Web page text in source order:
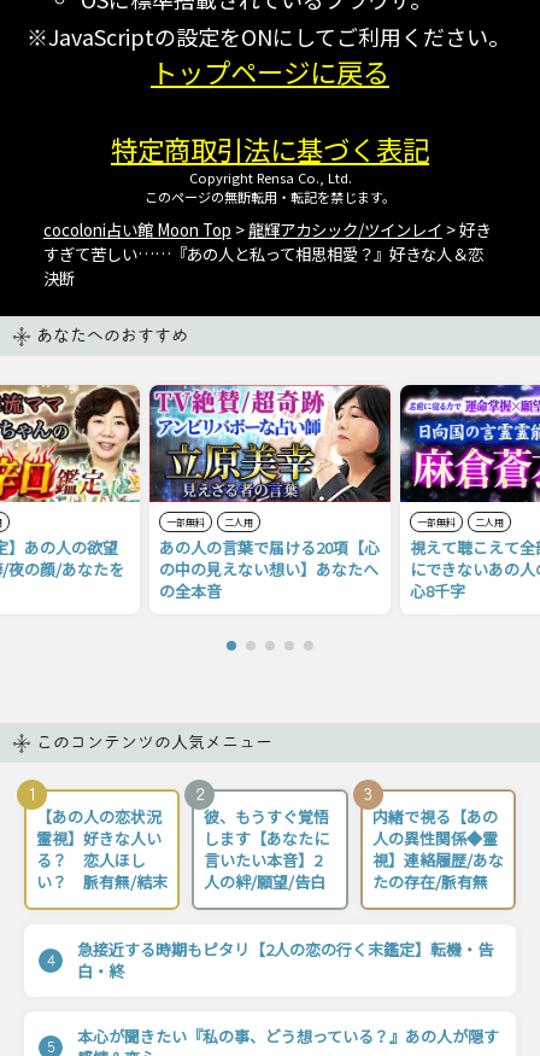
※JavaScriptの設定をONにしてご利用ください。
トップページに戻る
特定商取引法に基づく表記
Copyright Rensa Co., Ltd.
このページの無断転用・転記を禁じます。
cocoloni占い館 Moon Top >龍輝アカシック/ツインレイ > 好き
すぎて苦しい……『あの人と私って相思相愛？』好きな人＆恋
決断
あなたへのおすすめ
】あの人の欲望
夜の顔/あなたを
一部無料 二人用
あの人の言葉で届ける20項【心
の中の見えない想い】あなたへ
の全本音
一部無料 二人用
視えて聴こえて
にできないあの
心8千字
このコンテンツの人気メニュー
1
【あの人の恋状況
霊視】好きな人い
る？ 恋人ほし
い？ 脈有無/結末
2
彼、もうすぐ覚悟
します【あなたに
言いたい本音】2
人の絆/願望/告白
3
内緒で視る【あの
人の異性関係◆霊
視】連絡履歴/あな
たの存在/脈有無
4
急接近する時期もピタリ【2人の恋の行く末鑑定】転機・告
白・終
5
本心が聞きたい『私の事、どう想っている？』あの人が隠す